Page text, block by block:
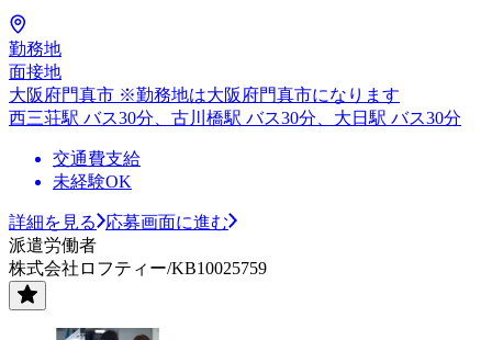
勤務地
面接地
大阪府門真市 ※勤務地は大阪府門真市になります
西三荘駅 バス30分、古川橋駅 バス30分、大日駅 バス30分
交通費支給
未経験OK
詳細を見る
応募画面に進む
派遣労働者
株式会社ロフティー/KB10025759